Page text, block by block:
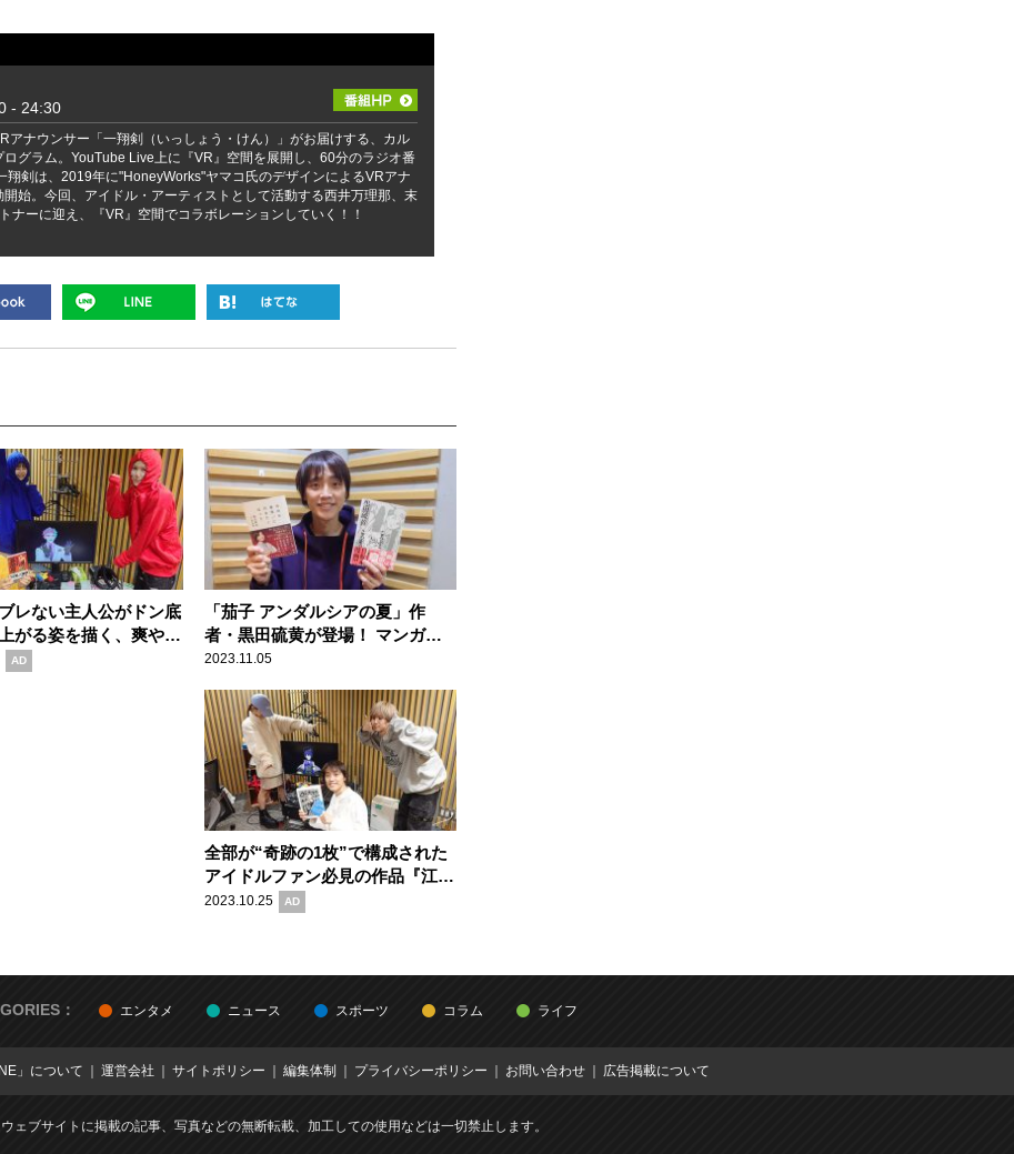
- 24:30
アナウンサー「一翔剣（いっしょう・けん）」がお届けする、カル
グラム。YouTube Live上に『VR』空間を展開し、60分のラジオ番
翔剣は、2019年に"HoneyWorks"ヤマコ氏のデザインによるVRアナ
開始。今回、アイドル・アーティストとして活動する西井万理那、末
ナーに迎え、『VR』空間でコラボレーションしていく！！
レない主人公がドン底
がる姿を描く、爽やか
トな本格大相撲マンガ
AD
「茄子 アンダルシアの夏」作
者・黒田硫黄が登場！ マンガに
特化したPodcast番組「マンガの
2023.11.05
全部が“奇跡の1枚”で構成された
アイドルファン必見の作品『江口
寿史扉絵大全集』の魅力
2023.10.25 AD
： エンタメ ニュース スポーツ コラム ライフ
」について 運営会社 サイトポリシー 編集体制 プライバシーポリシー お問い合わせ 広告掲載について
ェブサイトに掲載の記事、写真などの無断転載、加工しての使用などは一切禁止します。